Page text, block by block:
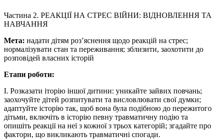
Частина 2. РЕАКЦІЇ НА СТРЕС ВІЙНИ: ВІДНОВЛЕННЯ ТА
НАВЧАННЯ
Мета: надати дітям роз’яснення щодо реакцій на стрес;
нормалізувати стан та переживання; зблизити, заохотити до
розповідей власних історій
Етапи роботи:
І. Розказати іторію іншої дитини: уникайте зайвих повчань;
заохочуйте дітей розпитувати та висловлювати свої думки;
адаптуйте історію так, щоб вона була подібною до пережитого
дітьми, включіть в історію певну травматичну подію та
опишіть реакції на неї з кожної з трьох категорій; згадайте про
фактори, що викликають травматичні спогади.